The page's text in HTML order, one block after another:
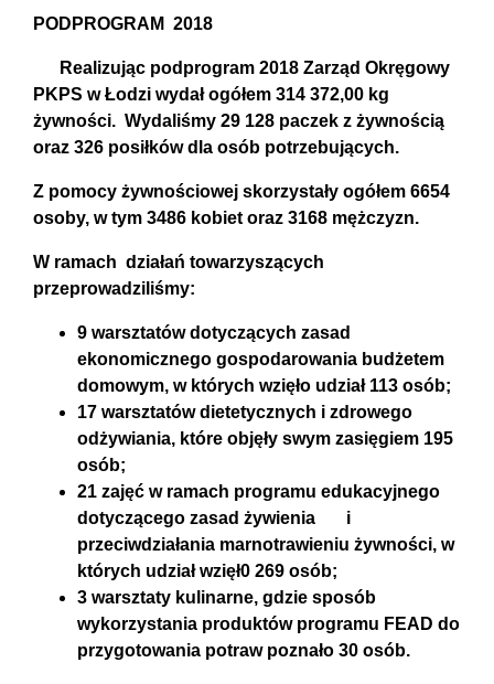
PODPROGRAM 2018
Realizując podprogram 2018 Zarząd Okręgowy
PKPS w Łodzi wydał ogółem 314 372,00 kg
żywności. Wydaliśmy 29 128 paczek z żywnością
oraz 326 posiłków dla osób potrzebujących.
Z pomocy żywnościowej skorzystały ogółem 6654
osoby, w tym 3486 kobiet oraz 3168 mężczyzn.
W ramach działań towarzyszących
przeprowadziliśmy:
9 warsztatów dotyczących zasad
ekonomicznego gospodarowania budżetem
domowym, w których wzięło udział 113 osób;
17 warsztatów dietetycznych i zdrowego
odżywiania, które objęły swym zasięgiem 195
osób;
21 zajęć w ramach programu edukacyjnego
dotyczącego zasad żywienia i
przeciwdziałania marnotrawieniu żywności, w
których udział wzięł0 269 osób;
3 warsztaty kulinarne, gdzie sposób
wykorzystania produktów programu FEAD do
przygotowania potraw poznało 30 osób.